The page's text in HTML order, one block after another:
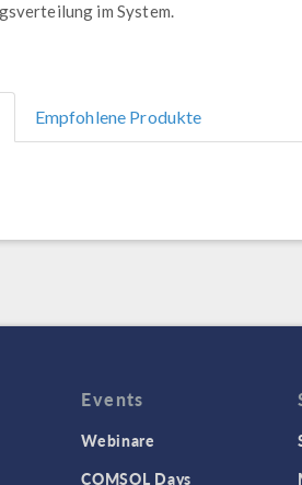
im System.
Empfohlene Produkte
Events
Webinare
COMSOL Days